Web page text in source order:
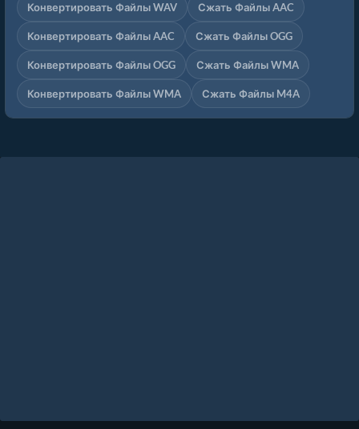
Конвертировать Файлы WAV Сжать Файлы AAC
Конвертировать Файлы AAC Сжать Файлы OGG
Конвертировать Файлы OGG Сжать Файлы WMA
Конвертировать Файлы WMA Сжать Файлы M4A